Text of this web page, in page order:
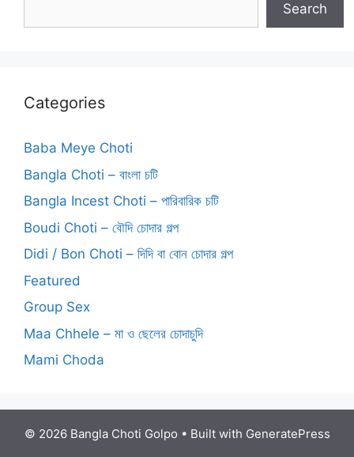
Search
Categories
Baba Meye Choti
Bangla Choti – বাংলা চটি
Bangla Incest Choti – পারিবারিক চটি
Boudi Choti – বৌদি চোদার গল্প
Didi / Bon Choti – দিদি বা বোন চোদার গল্প
Featured
Group Sex
Maa Chhele – মা ও ছেলের চোদাচুদি
Mami Choda
© 2026 Bangla Choti Golpo • Built with GeneratePress